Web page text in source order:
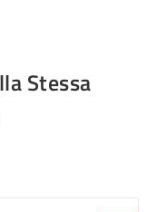
Stessa